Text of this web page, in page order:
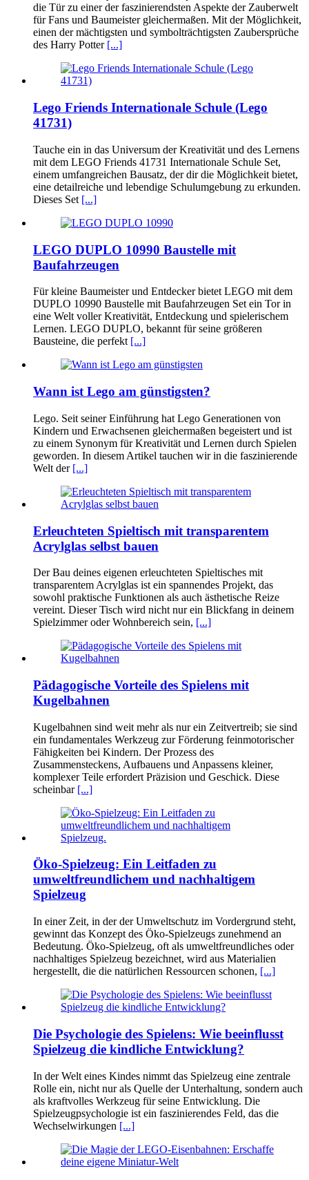
die Tür zu einer der faszinierendsten Aspekte der Zauberwelt
für Fans und Baumeister gleichermaßen. Mit der Möglichkeit,
einen der mächtigsten und symbolträchtigsten Zaubersprüche
des Harry Potter [...]
Lego Friends Internationale Schule (Lego
41731)
Tauche ein in das Universum der Kreativität und des Lernens
mit dem LEGO Friends 41731 Internationale Schule Set,
einem umfangreichen Bausatz, der dir die Möglichkeit bietet,
eine detailreiche und lebendige Schulumgebung zu erkunden.
Dieses Set [...]
LEGO DUPLO 10990 Baustelle mit
Baufahrzeugen
Für kleine Baumeister und Entdecker bietet LEGO mit dem
DUPLO 10990 Baustelle mit Baufahrzeugen Set ein Tor in
eine Welt voller Kreativität, Entdeckung und spielerischem
Lernen. LEGO DUPLO, bekannt für seine größeren
Bausteine, die perfekt [...]
Wann ist Lego am günstigsten?
Lego. Seit seiner Einführung hat Lego Generationen von
Kindern und Erwachsenen gleichermaßen begeistert und ist
zu einem Synonym für Kreativität und Lernen durch Spielen
geworden. In diesem Artikel tauchen wir in die faszinierende
Welt der [...]
Erleuchteten Spieltisch mit transparentem
Acrylglas selbst bauen
Der Bau deines eigenen erleuchteten Spieltisches mit
transparentem Acrylglas ist ein spannendes Projekt, das
sowohl praktische Funktionen als auch ästhetische Reize
vereint. Dieser Tisch wird nicht nur ein Blickfang in deinem
Spielzimmer oder Wohnbereich sein, [...]
Pädagogische Vorteile des Spielens mit
Kugelbahnen
Kugelbahnen sind weit mehr als nur ein Zeitvertreib; sie sind
ein fundamentales Werkzeug zur Förderung feinmotorischer
Fähigkeiten bei Kindern. Der Prozess des
Zusammensteckens, Aufbauens und Anpassens kleiner,
komplexer Teile erfordert Präzision und Geschick. Diese
scheinbar [...]
Öko-Spielzeug: Ein Leitfaden zu
umweltfreundlichem und nachhaltigem
Spielzeug
In einer Zeit, in der der Umweltschutz im Vordergrund steht,
gewinnt das Konzept des Öko-Spielzeugs zunehmend an
Bedeutung. Öko-Spielzeug, oft als umweltfreundliches oder
nachhaltiges Spielzeug bezeichnet, wird aus Materialien
hergestellt, die die natürlichen Ressourcen schonen, [...]
Die Psychologie des Spielens: Wie beeinflusst
Spielzeug die kindliche Entwicklung?
In der Welt eines Kindes nimmt das Spielzeug eine zentrale
Rolle ein, nicht nur als Quelle der Unterhaltung, sondern auch
als kraftvolles Werkzeug für seine Entwicklung. Die
Spielzeugpsychologie ist ein faszinierendes Feld, das die
Wechselwirkungen [...]